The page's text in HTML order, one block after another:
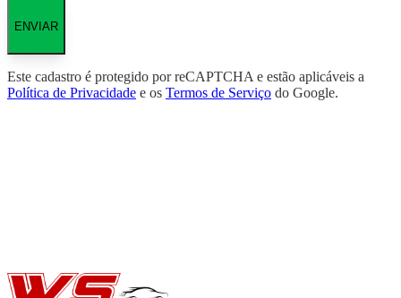
ENVIAR
Este cadastro é protegido por reCAPTCHA e estão aplicáveis a
Política de Privacidade e os Termos de Serviço do Google.